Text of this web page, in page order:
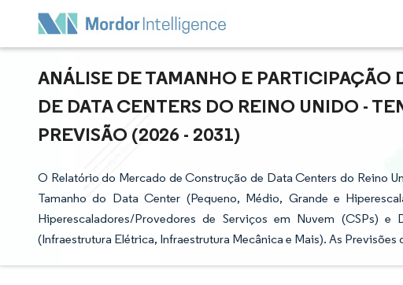
ANÁLISE DE TAMANHO E
DE DATA CENTERS DO REINO UNIDO -
PREVISÃO (2026 - 2031)
O Relatório do Mercado de Construção de Data Centers do Reino
Tamanho do Data Center (Pequeno, Médio, Grande e
Hiperescaladores/Provedores de Serviços em Nuvem (CSPs)
(Infraestrutura Elétrica, Infraestrutura Mecânica e Mais). As Previsões